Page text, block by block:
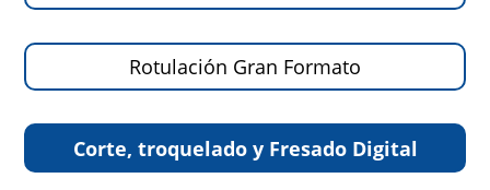
Rotulación Gran Formato
Corte, troquelado y Fresado Digital